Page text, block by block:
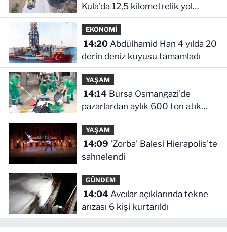
Kula'da 12,5 kilometrelik yol
hamlesi
EKONOMİ
14:20Abdülhamid Han 4 yılda 20
derin deniz kuyusu tamamladı
YAŞAM
14:14Bursa Osmangazi'de
pazarlardan aylık 600 ton atık
toplanıyor
YAŞAM
14:09
sahnelendi
GÜNDEM
14:04Avcılar açıklarında tekne
arızası 6 kişi kurtarıldı